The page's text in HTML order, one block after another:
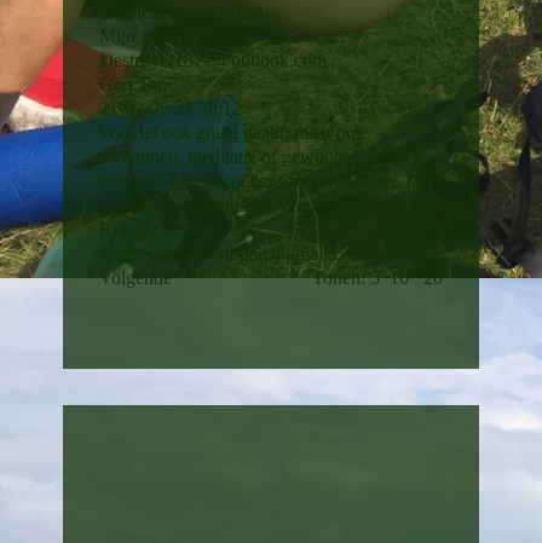
wandeld is ook prima.
Mijn mail is:
Destroyer1877@­outlook.­com
Gert Tan
21-02-26 21:38:12
Wandel ook graag naakt, maar ook
zwemmen, meditatie of gewoon gezellig wat
drinken. Zou graag eens meewandelen. Zelf
wandel ik naakt tussen Veenendaal en
Voor contact gertbitan@gmail.com
Volgende
Tonen: 510 20